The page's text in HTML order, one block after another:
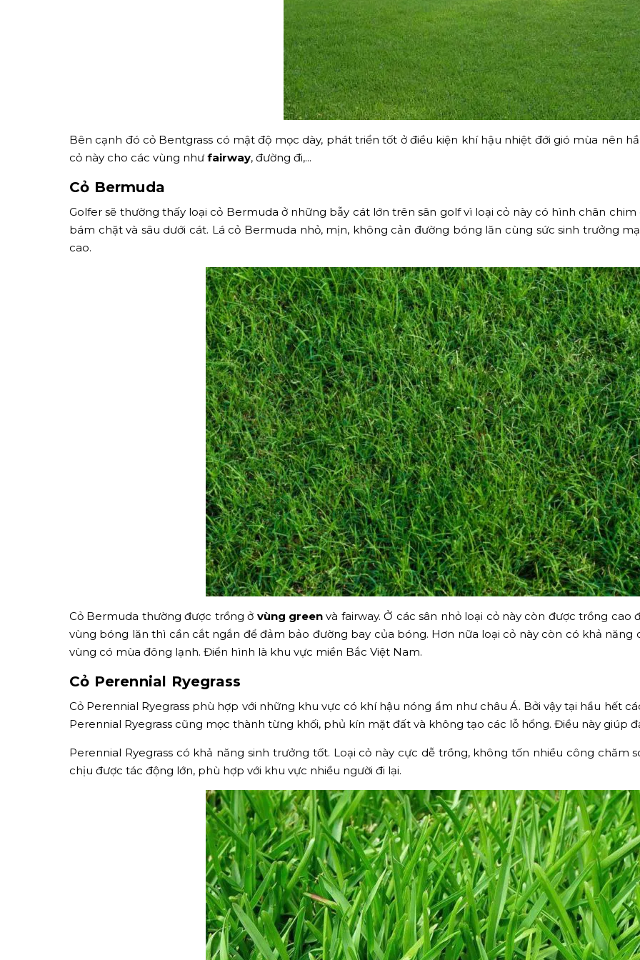
Bên cạnh đó cỏ Bentgrass có mật độ mọc dày, phát triển tốt ở điều kiện khí hậu nhiệt đới gió mùa nên
cỏ này cho các vùng như fairway, đường đi,...
Cỏ Bermuda
Golfer sẽ thường thấy loại cỏ Bermuda ở những bẫy cát lớn trên sân golf vì loại cỏ này có hình chân
bám chặt và sâu dưới cát. Lá cỏ Bermuda nhỏ, mịn, không cản đường bóng lăn cùng sức sinh trưởng
cao.
Cỏ Bermuda thường được trồng ở vùng green và fairway. Ở các sân nhỏ loại cỏ này còn được trồng
vùng bóng lăn thì cần cắt ngắn để đảm bảo đường bay của bóng. Hơn nữa loại cỏ này còn có khả
vùng có mùa đông lạnh. Điển hình là khu vực miền Bắc Việt Nam.
Cỏ Perennial Ryegrass
Cỏ Perennial Ryegrass phù hợp với những khu vực có khí hậu nóng ẩm như châu Á. Bởi vậy tại hầu hết
Perennial Ryegrass cũng mọc thành từng khối, phủ kín mặt đất và không tạo các lỗ hổng. Điều này giúp
Perennial Ryegrass có khả năng sinh trưởng tốt. Loại cỏ này cực dễ trồng, không tốn nhiều công chăm
chịu được tác động lớn, phù hợp với khu vực nhiều người đi lại.